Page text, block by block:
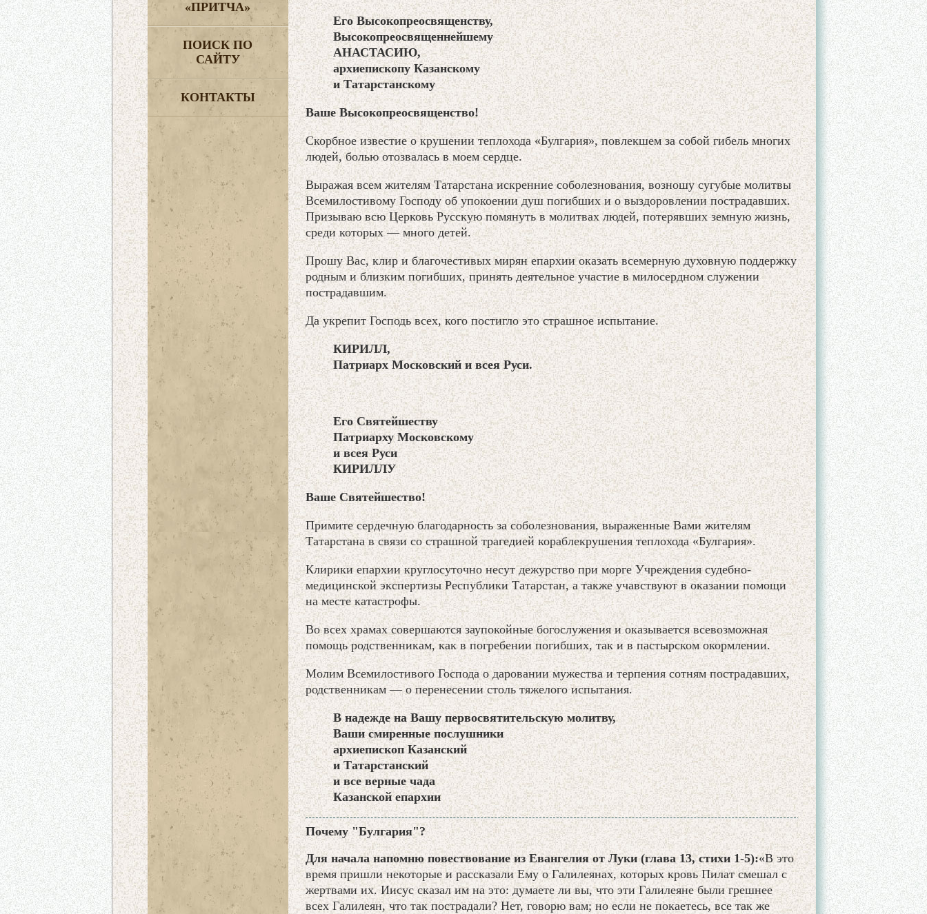
«ПРИТЧА»
ПОИСК ПО
САЙТУ
КОНТАКТЫ
Его Высокопреосвященству,
Высокопреосвященнейшему
АНАСТАСИЮ,
архиепископу Казанскому
и Татарстанскому
Ваше Высокопреосвященство!
Скорбное известие о крушении теплохода «Булгария», повлекшем за собой гибель многих
людей, болью отозвалась в моем сердце.
Выражая всем жителям Татарстана искренние соболезнования, возношу сугубые молитвы
Всемилостивому Господу об упокоении душ погибших и о выздоровлении пострадавших.
Призываю всю Церковь Русскую помянуть в молитвах людей, потерявших земную жизнь,
среди которых — много детей.
Прошу Вас, клир и благочестивых мирян епархии оказать всемерную духовную поддержку
родным и близким погибших, принять деятельное участие в милосердном служении
пострадавшим.
Да укрепит Господь всех, кого постигло это страшное испытание.
КИРИЛЛ,
Патриарх Московский и всея Руси.
Его Святейшеству
Патриарху Московскому
и всея Руси
КИРИЛЛУ
Ваше Святейшество!
Примите сердечную благодарность за соболезнования, выраженные Вами жителям
Татарстана в связи со страшной трагедией кораблекрушения теплохода «Булгария».
Клирики епархии круглосуточно несут дежурство при морге Учреждения судебно-
медицинской экспертизы Республики Татарстан, а также учавствуют в оказании помощи
на месте катастрофы.
Во всех храмах совершаются заупокойные богослужения и оказывается всевозможная
помощь родственникам, как в погребении погибших, так и в пастырском окормлении.
Молим Всемилостивого Господа о даровании мужества и терпения сотням пострадавших,
родственникам — о перенесении столь тяжелого испытания.
В надежде на Вашу первосвятительскую молитву,
Ваши смиренные послушники
архиепископ Казанский
и Татарстанский
и все верные чада
Казанской епархии
Почему "Булгария"?
Для начала напомню повествование из Евангелия от Луки (глава 13, стихи 1-5):«В это
время пришли некоторые и рассказали Ему о Галилеянах, которых кровь Пилат смешал с
жертвами их. Иисус сказал им на это: думаете ли вы, что эти Галилеяне были грешнее
всех Галилеян, что так пострадали? Нет, говорю вам; но если не покаетесь, все так же